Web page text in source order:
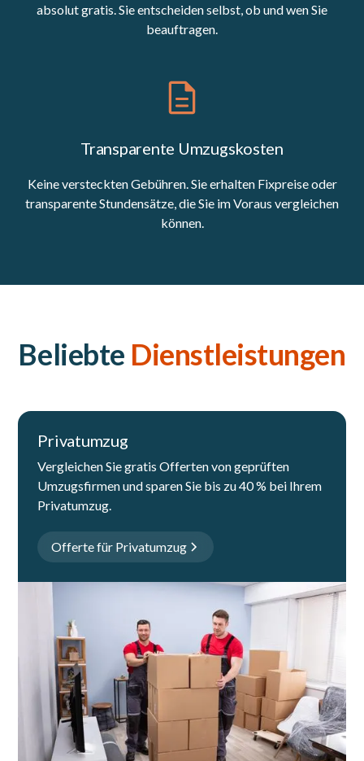
absolut gratis. Sie entscheiden selbst, ob und wen Sie
beauftragen.
Transparente Umzugskosten
Keine versteckten Gebühren. Sie erhalten Fixpreise oder
transparente Stundensätze, die Sie im Voraus vergleichen
können.
Beliebte Dienstleistungen
Privatumzug
Vergleichen Sie gratis Offerten von geprüften
Umzugsfirmen und sparen Sie bis zu 40 % bei Ihrem
Privatumzug.
Offerte für Privatumzug